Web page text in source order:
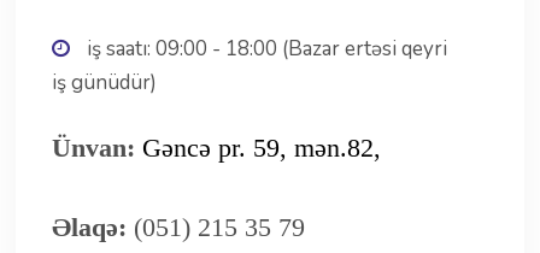
iş saatı: 09:00 - 18:00 (Bazar ertəsi qeyri
iş günüdür)
Ünvan: Gəncə pr. 59, mən.82,
Əlaqə: (051) 215 35 79